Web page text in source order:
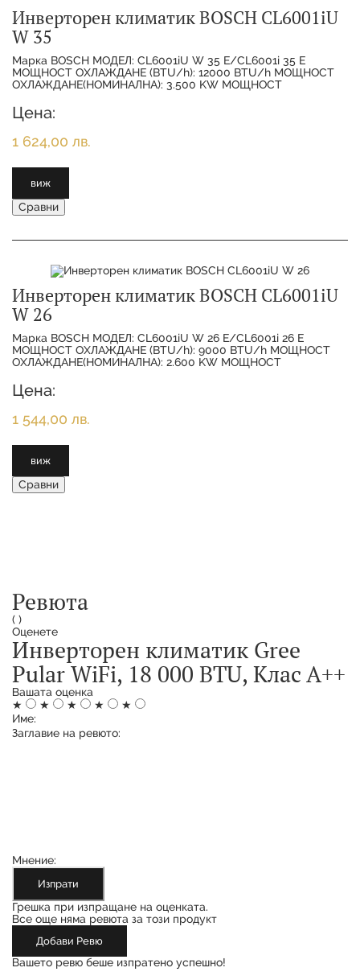
Инверторен климатик BOSCH CL6001iU
W 35
Марка BOSCH МОДЕЛ: CL6001iU W 35 E/CL6001i 35 E
МОЩНОСТ ОХЛАЖДАНЕ (BTU/h): 12000 BTU/h МОЩНОСТ
ОХЛАЖДАНЕ(НОМИНАЛНА): 3.500 KW МОЩНОСТ
Цена:
1 624,00 лв.
виж
Сравни
Инверторен климатик BOSCH CL6001iU
W 26
Марка BOSCH МОДЕЛ: CL6001iU W 26 E/CL6001i 26 E
МОЩНОСТ ОХЛАЖДАНЕ (BTU/h): 9000 BTU/h МОЩНОСТ
ОХЛАЖДАНЕ(НОМИНАЛНА): 2.600 KW МОЩНОСТ
Цена:
1 544,00 лв.
виж
Сравни
Ревюта
( )
Оценете
Инверторен климатик Gree
Pular WiFi, 18 000 BTU, Клас А++
Вашата оценка
★
★ ★ ★
★
Име:
Заглавие на ревюто:
Мнение:
Изпрати
Грешка при изпращане на оценката.
Все още няма ревюта за този продукт
Добави Ревю
Вашето ревю беше изпратено успешно!